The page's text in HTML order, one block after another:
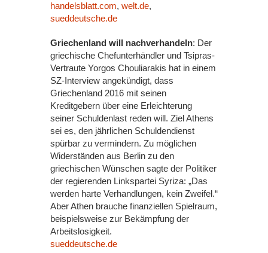
handelsblatt.com, welt.de,
sueddeutsche.de
Griechenland will nachverhandeln: Der
griechische Chefunterhändler und Tsipras-
Vertraute Yorgos Chouliarakis hat in einem
SZ-Interview angekündigt, dass
Griechenland 2016 mit seinen
Kreditgebern über eine Erleichterung
seiner Schuldenlast reden will. Ziel Athens
sei es, den jährlichen Schuldendienst
spürbar zu vermindern. Zu möglichen
Widerständen aus Berlin zu den
griechischen Wünschen sagte der Politiker
der regierenden Linkspartei Syriza: „Das
werden harte Verhandlungen, kein Zweifel.“
Aber Athen brauche finanziellen Spielraum,
beispielsweise zur Bekämpfung der
Arbeitslosigkeit.
sueddeutsche.de